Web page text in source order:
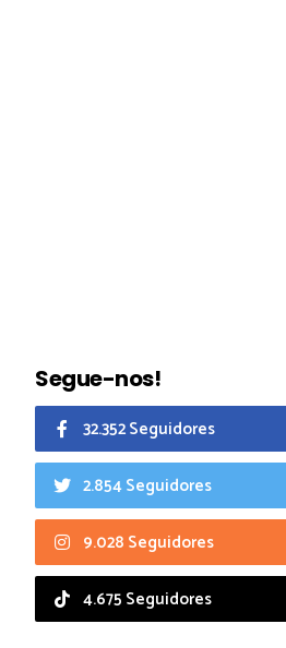
Segue-nos!
32.352 Seguidores
2.854 Seguidores
9.028 Seguidores
4.675 Seguidores